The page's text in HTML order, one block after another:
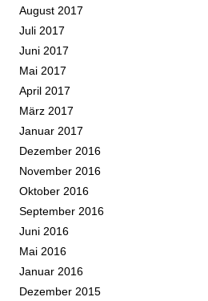
August 2017
Juli 2017
Juni 2017
Mai 2017
April 2017
März 2017
Januar 2017
Dezember 2016
November 2016
Oktober 2016
September 2016
Juni 2016
Mai 2016
Januar 2016
Dezember 2015